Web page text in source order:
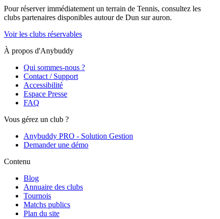
Pour réserver immédiatement un terrain de Tennis, consultez les
clubs partenaires disponibles autour de Dun sur auron.
Voir les clubs réservables
À propos d'Anybuddy
Qui sommes-nous ?
Contact / Support
Accessibilité
Espace Presse
FAQ
Vous gérez un club ?
Anybuddy PRO - Solution Gestion
Demander une démo
Contenu
Blog
Annuaire des clubs
Tournois
Matchs publics
Plan du site